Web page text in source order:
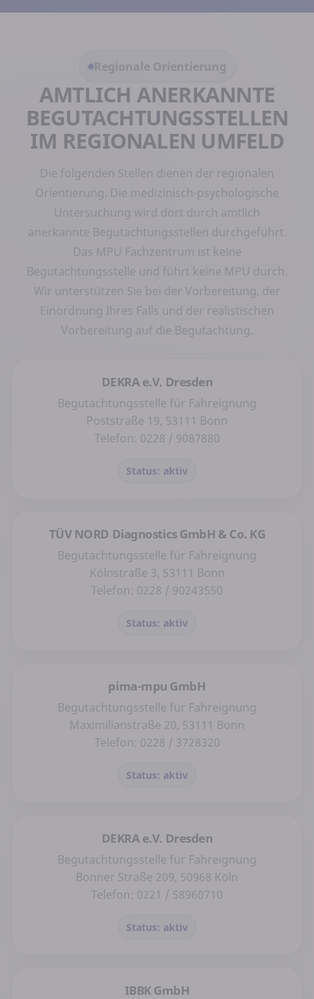
Regionale Orientierung
AMTLICH ANERKANNTE
BEGUTACHTUNGSSTELLEN
IM REGIONALEN UMFELD
Die folgenden Stellen dienen der regionalen
Orientierung. Die medizinisch-psychologische
Untersuchung wird dort durch amtlich
anerkannte Begutachtungsstellen durchgeführt.
Das MPU Fachzentrum ist keine
Begutachtungsstelle und führt keine MPU durch.
Wir unterstützen Sie bei der Vorbereitung, der
Einordnung Ihres Falls und der realistischen
Vorbereitung auf die Begutachtung.
DEKRA e.V. Dresden
Begutachtungsstelle für Fahreignung
Poststraße 19, 53111 Bonn
Telefon: 0228 / 9087880
Status: aktiv
TÜV NORD Diagnostics GmbH & Co. KG
Begutachtungsstelle für Fahreignung
Kölnstraße 3, 53111 Bonn
Telefon: 0228 / 90243550
Status: aktiv
pima-mpu GmbH
Begutachtungsstelle für Fahreignung
Maximilianstraße 20, 53111 Bonn
Telefon: 0228 / 3728320
Status: aktiv
DEKRA e.V. Dresden
Begutachtungsstelle für Fahreignung
Bonner Straße 209, 50968 Köln
Telefon: 0221 / 58960710
Status: aktiv
IBBK GmbH